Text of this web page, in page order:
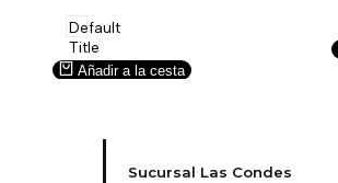
venta
Default
Title
Añadir a la cesta
Sucursal Las Condes